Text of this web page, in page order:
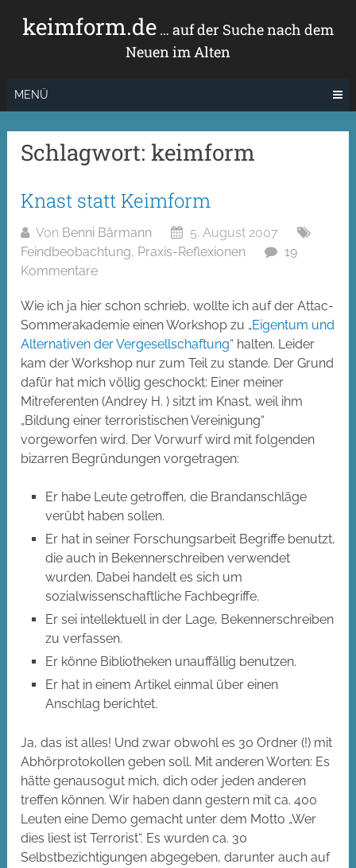
Inhaltkeimform.de… auf der Suche nach dem
Neuen im Alten
MENÜ
Schlagwort:keimform
Knast statt Keimform
Von Benni Bärmann
5. August 2007
Feindbeobachtung, Praxis-Reflexionen
19
Kommentare
Wie ich ja hier schon schrieb, wollte ich auf der Attac-
Sommerakademie einen Workshop zu „Eigentum und
Alternativen der Vergesellschaftung“ halten. Leider
kam der Workshop nur zum Teil zu stande. Der Grund
dafür hat mich völlig geschockt: Einer meiner
Mitreferenten (Andrey H. ) sitzt im Knast, weil ihm
„Bildung einer terroristischen Vereinigung“
vorgeworfen wird. Der Vorwurf wird mit folgenden
bizarren Begründungen vorgetragen:
Er habe Leute getroffen, die Brandanschläge
verübt haben sollen.
Er hat in seiner Forschungsarbeit Begriffe benutzt,
die auch in Bekennerschreiben verwendet
wurden. Dabei handelt es sich um
sozialwissenschaftliche Fachbegriffe.
Er sei intellektuell in der Lage, Bekennerschreiben
zu verfassen.
Er könne Bibliotheken unauffällig benutzen.
Er hat in einem Artikel einmal über einen
Anschlag berichtet.
Ja, das ist alles! Und zwar obwohl es 30 Ordner (!) mit
Abhörprotokollen geben soll. Mit anderen Worten: Es
hätte genausogut mich, dich oder jeden anderen
treffen können. Wir haben dann gestern mit ca. 400
Leuten eine Demo gemacht unter dem Motto „Wer
dies liest ist Terrorist“. Es wurden ca. 30
Selbstbezichtigungen abgegeben, darunter auch auf